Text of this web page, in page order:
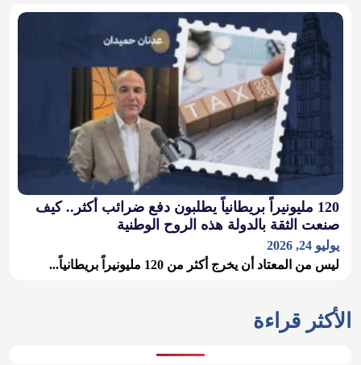
120 مليونيراً بريطانياً يطلبون دفع ضرائب أكثر.. كيف
صنعت الثقة بالدولة هذه الروح الوطنية
يوليو 24, 2026
ليس من المعتاد أن يخرج أكثر من 120 مليونيراً بريطانياً...
الأكثر قراءة